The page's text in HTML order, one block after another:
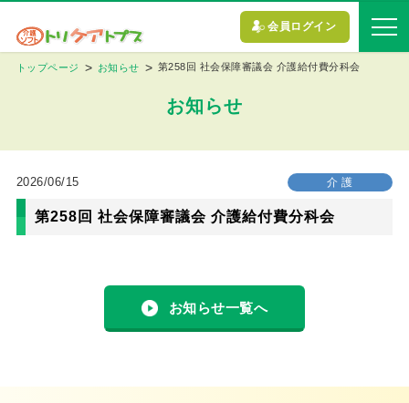
会員ログイン
トップページ お知らせ 第258回 社会保障審議会 介護給付費分科会
お知らせ
2026/06/15 介 護
第258回 社会保障審議会 介護給付費分科会
お知らせ一覧へ